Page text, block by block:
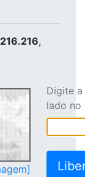
,
Digite
lado no